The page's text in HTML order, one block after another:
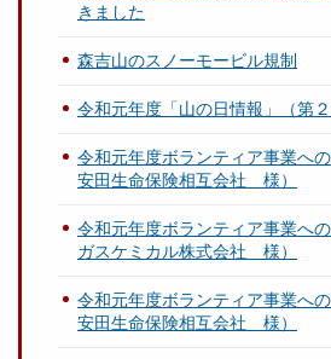
きました
森吉山のスノーモービル規制
令和元年度「山の日情報」（第２
令和元年度ボランティア事業へ
安田生命保険相互会社 様）
令和元年度ボランティア事業へ
ガスケミカル株式会社 様）
令和元年度ボランティア事業へ
安田生命保険相互会社 様）